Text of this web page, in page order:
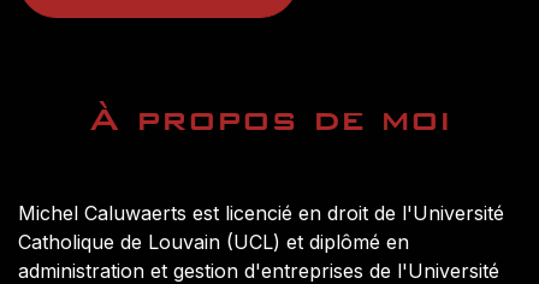
À propos de moi
Michel Caluwaerts est licencié en droit de l'Université
Catholique de Louvain (UCL) et diplômé en
administration et gestion d'entreprises de l'Université